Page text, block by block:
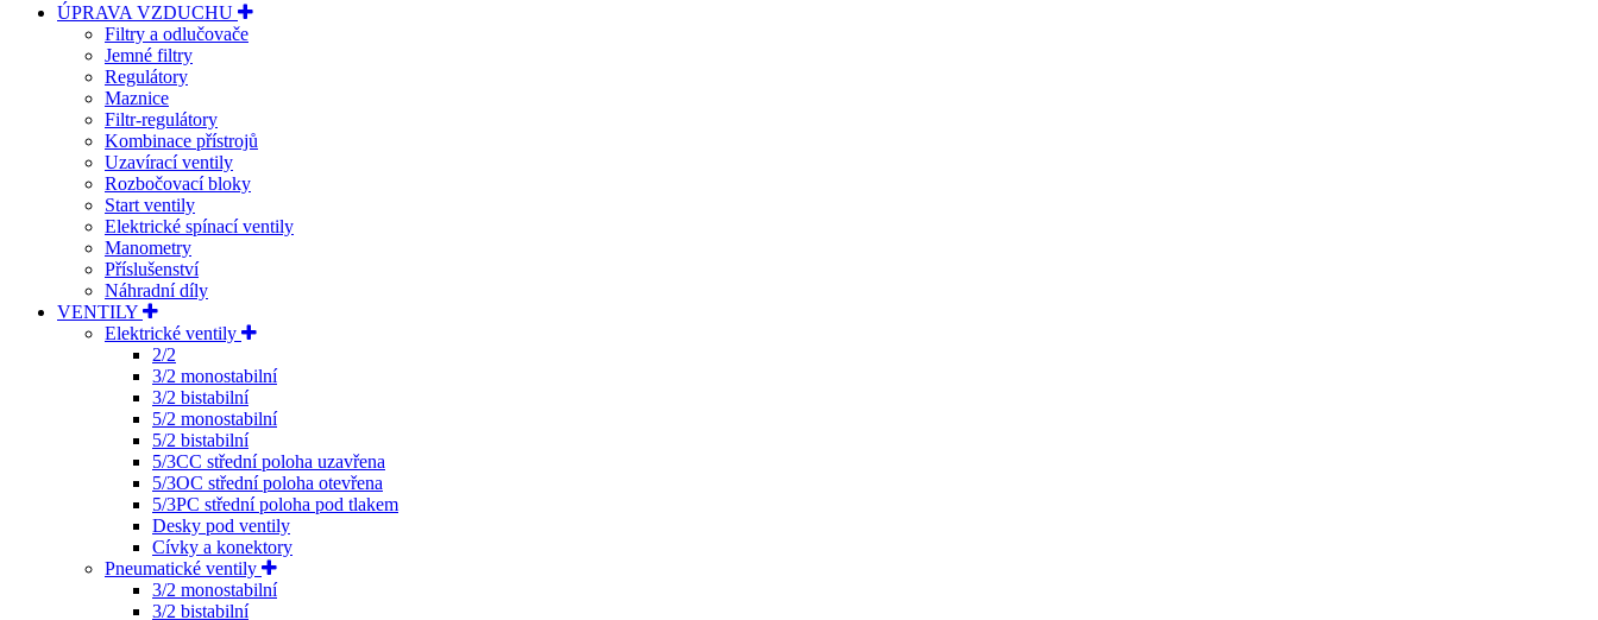
ÚPRAVA VZDUCHU
Filtry a odlučovače
Jemné filtry
Regulátory
Maznice
Filtr-regulátory
Kombinace přístrojů
Uzavírací ventily
Rozbočovací bloky
Start ventily
Elektrické spínací ventily
Manometry
Příslušenství
Náhradní díly
VENTILY
Elektrické ventily
2/2
3/2 monostabilní
3/2 bistabilní
5/2 monostabilní
5/2 bistabilní
5/3CC střední poloha uzavřena
5/3OC střední poloha otevřena
5/3PC střední poloha pod tlakem
Desky pod ventily
Cívky a konektory
Pneumatické ventily
3/2 monostabilní
3/2 bistabilní